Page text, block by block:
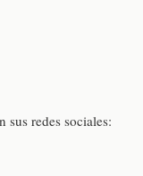
sus redes sociales: